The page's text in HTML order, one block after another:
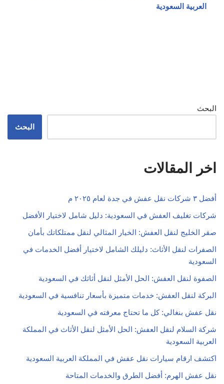
العربية السعودية
البحث
البحث
اخر المقالات
أفضل ٣ شركات نقل عفش في جدة لعام ٢٠٢٥ م
شركات تغليف العفش في السعودية: دليل شامل لاختيار الأفضل
صقر الخليج لنقل العفش: الخيار المثالي لنقل ممتلكاتك بأمان
الصفرات لنقل الأثاث: دليلك الشامل لاختيار أفضل الخدمات في
السعودية
الصفوة لنقل العفش: الحل الأمثل لنقل أثاثك في السعودية
البركة لنقل العفش: خدمات متميزة بأسعار تنافسية في السعودية
نقل عفش بنغالي: كل ما تحتاج معرفته في السعودية
شركة السلام لنقل العفش: الحل الأمثل لنقل الأثاث في المملكة
العربية السعودية
اكتشف ارقام سيارات نقل عفش في المملكة العربية السعودية
نقل عفش الهرم: أفضل الطرق والخدمات المتاحة